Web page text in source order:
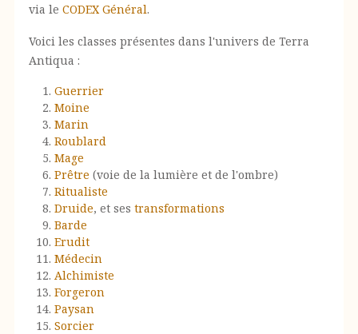
via le CODEX Général.
Voici les classes présentes dans l'univers de Terra
Antiqua :
Guerrier
Moine
Marin
Roublard
Mage
Prêtre (voie de la lumière et de l'ombre)
Ritualiste
Druide, et ses transformations
Barde
Erudit
Médecin
Alchimiste
Forgeron
Paysan
Sorcier